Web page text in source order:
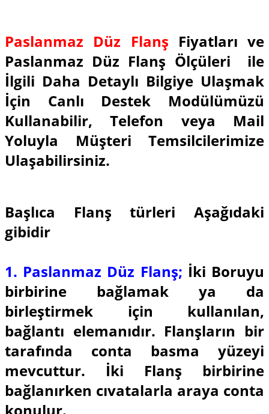
Paslanmaz Düz Flanş Fiyatları ve
Paslanmaz Düz Flanş Ölçüleri ile
İlgili Daha Detaylı Bilgiye Ulaşmak
İçin Canlı Destek Modülümüzü
Kullanabilir, Telefon veya Mail
Yoluyla Müşteri Temsilcilerimize
Ulaşabilirsiniz.
Başlıca Flanş türleri Aşağıdaki
gibidir
1. Paslanmaz Düz Flanş; İki Boruyu
birbirine bağlamak ya da
birleştirmek için kullanılan,
bağlantı elemanıdır. Flanşların bir
tarafında conta basma yüzeyi
mevcuttur. İki Flanş birbirine
bağlanırken cıvatalarla araya conta
konulur.